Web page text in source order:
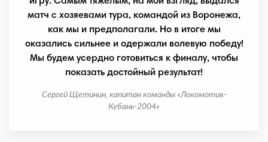
матч с хозяевами тура, командой из Воронежа,
как мы и предполагали. Но в итоге мы
оказались сильнее и одержали волевую победу!
Мы будем усердно готовиться к финалу, чтобы
показать достойный результат!
Сергей Щетинин, капитан команды «Локомотив-
Кубань-2004»